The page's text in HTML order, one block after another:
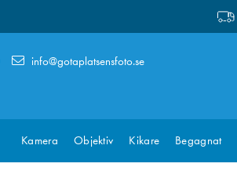
info@gotaplatsensfoto.se
Kamera Objektiv Kikare Begagnat